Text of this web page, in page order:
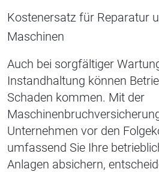
Kostenersatz für Reparatur
Maschinen
Auch bei sorgfältiger
Instandhaltung können
Schaden kommen. Mit der
Unternehmen vor den
umfassend Sie Ihre
Anlagen absichern,